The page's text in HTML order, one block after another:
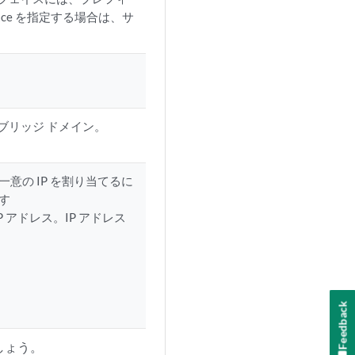
を指定する場合は、サ
ッジ ドメイン。
意の IP を割り当てるに
ドレス。IP アドレス
う。 Feedback